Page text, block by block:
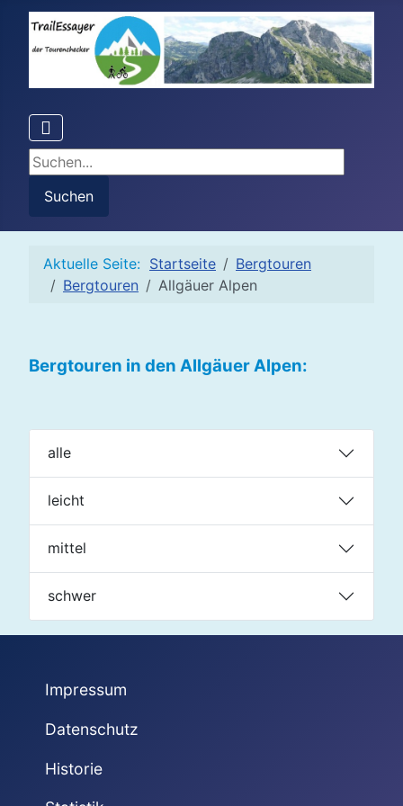
Suchen...
Suchen
Aktuelle Seite: Startseite
Bergtouren
Bergtouren
Allgäuer Alpen
Bergtouren in den Allgäuer Alpen:
alle
leicht
mittel
schwer
Impressum
Datenschutz
Historie